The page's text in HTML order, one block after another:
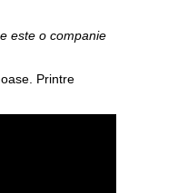
este o companie
Printre